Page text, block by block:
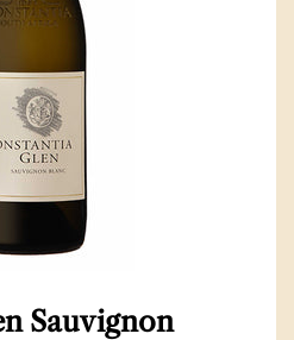
Sauvignon